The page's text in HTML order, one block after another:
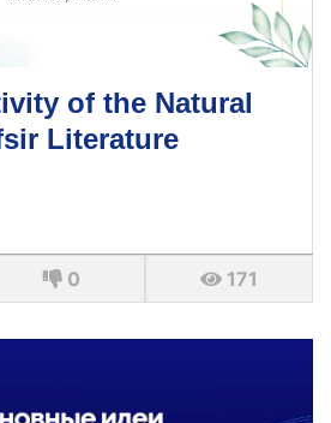
of the Natural
Literature
0 171